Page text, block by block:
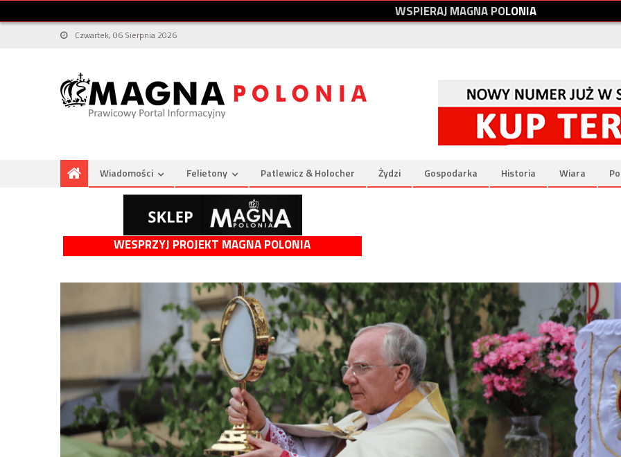
WSPIERAJMAGNAPOLONIA
Czwartek, 06 Sierpnia 2026
Wiadomości Felietony Patlewicz & Holocher Żydzi Gospodarka Historia Wiara
WESPRZYJ PROJEKT MAGNA POLONIA